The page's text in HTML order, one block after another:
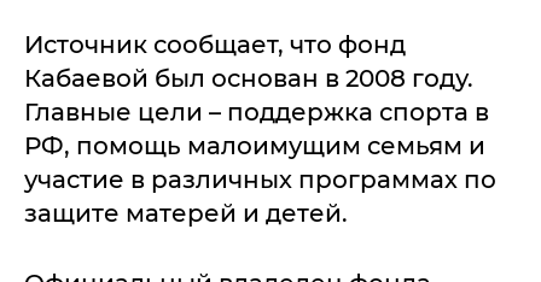
Источник сообщает, что фонд
Кабаевой был основан в 2008 году.
Главные цели – поддержка спорта в
РФ, помощь малоимущим семьям и
участие в различных программах по
защите матерей и детей.